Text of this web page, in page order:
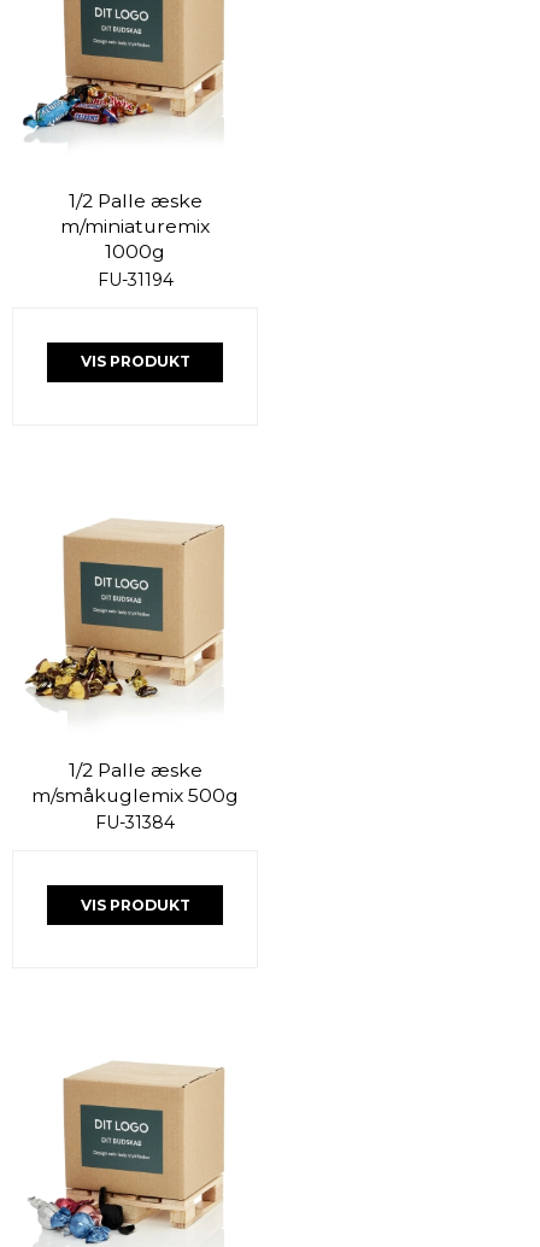
1/2 Palle æske
m/miniaturemix
1000g
FU-31194
VIS PRODUKT
1/2 Palle æske
m/småkuglemix 500g
FU-31384
VIS PRODUKT